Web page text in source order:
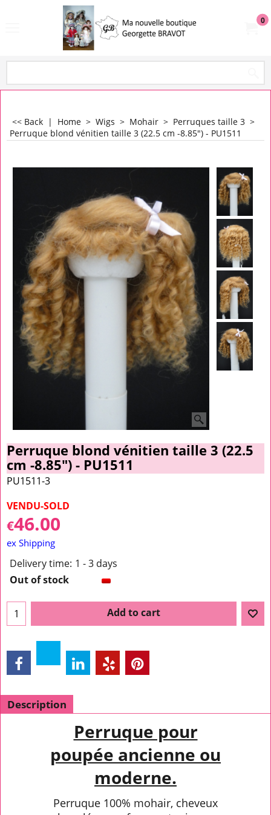
0
<< Back | Home > Wigs > Mohair > Perruques taille 3 >
Perruque blond vénitien taille 3 (22.5 cm -8.85") - PU1511
Perruque blond vénitien taille 3 (22.5
cm -8.85") - PU1511
PU1511-3
VENDU-SOLD
€46.00
ex Shipping
Delivery time: 1 - 3 days
Out of stock
Add to cart
Description
Perruque pour
poupée ancienne ou
moderne.
Perruque 100% mohair, cheveux